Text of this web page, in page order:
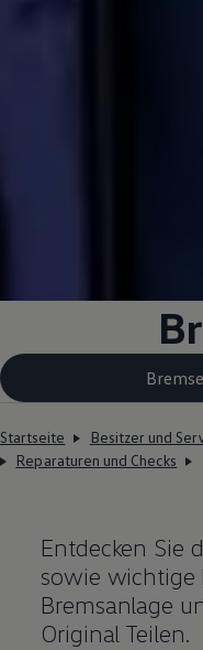
Startseite Besitzer und
Reparaturen und Checks
Entdecken Sie
sowie wichtige
Bremsanlage
Original Teilen.